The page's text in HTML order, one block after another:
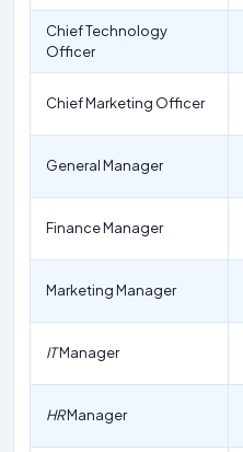
Chief Technology
Officer
Chief Marketing Officer
General Manager
Finance Manager
Marketing Manager
ITManager
HRManager